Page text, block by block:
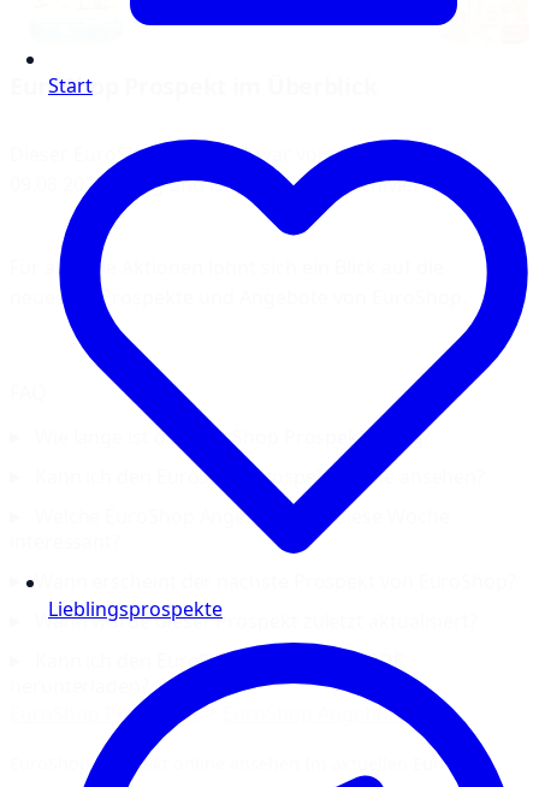
EuroShop Prospekt im Überblick
Dieser EuroShop Prospekt war vom 20.07.2026 bis
09.08.2026 gültig und ist inzwischen archiviert.
Für aktuelle Aktionen lohnt sich ein Blick auf die
neuesten Prospekte und Angebote von EuroShop.
Wie lange ist der EuroShop Prospekt gültig?
Kann ich den EuroShop-Prospekt online ansehen?
Welche EuroShop Angebote sind diese Woche
Wann wurde dieser Prospekt zuletzt aktualisiert?
Kann ich den EuroShop Prospekt als PDF
EuroShop Prospekte
EuroShop Angebote
EuroShop Prospekt online ansehen Im aktuellen EuroShop
Start
Lieblingsprospekte